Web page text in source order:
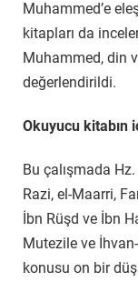
Muhammed’e
kitapları da
Muhammed, din
değerlendirildi.
Okuyucu kitabın
Bu çalışmada
Razi, el-Maarri,
İbn Rüşd ve İbn
Mutezile ve
konusu on bir